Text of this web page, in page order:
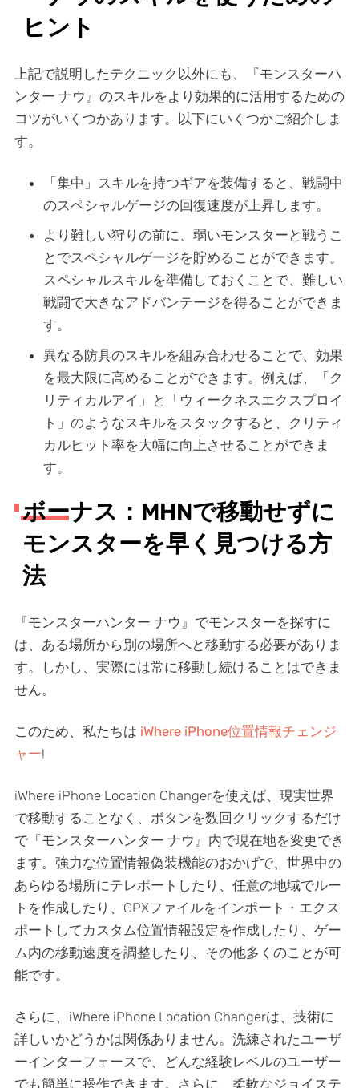
ヒント
上記で説明したテクニック以外にも、『モンスターハ
ンター ナウ』のスキルをより効果的に活用するための
コツがいくつかあります。以下にいくつかご紹介しま
す。
「集中」スキルを持つギアを装備すると、戦闘中
のスペシャルゲージの回復速度が上昇します。
より難しい狩りの前に、弱いモンスターと戦うこ
とでスペシャルゲージを貯めることができます。
スペシャルスキルを準備しておくことで、難しい
戦闘で大きなアドバンテージを得ることができま
す。
異なる防具のスキルを組み合わせることで、効果
を最大限に高めることができます。例えば、「ク
リティカルアイ」と「ウィークネスエクスプロイ
ト」のようなスキルをスタックすると、クリティ
カルヒット率を大幅に向上させることができま
す。
ボーナス：MHNで移動せずに
モンスターを早く見つける方
法
『モンスターハンター ナウ』でモンスターを探すに
は、ある場所から別の場所へと移動する必要がありま
す。しかし、実際には常に移動し続けることはできま
せん。
このため、私たちは iWhere iPhone位置情報チェンジ
ャー!
iWhere iPhone Location Changerを使えば、現実世界
で移動することなく、ボタンを数回クリックするだけ
で『モンスターハンター ナウ』内で現在地を変更でき
ます。強力な位置情報偽装機能のおかげで、世界中の
あらゆる場所にテレポートしたり、任意の地域でルー
トを作成したり、GPXファイルをインポート・エクス
ポートしてカスタム位置情報設定を作成したり、ゲー
ム内の移動速度を調整したり、その他多くのことが可
能です。
さらに、iWhere iPhone Location Changerは、技術に
詳しいかどうかは関係ありません。洗練されたユーザ
ーインターフェースで、どんな経験レベルのユーザー
でも簡単に操作できます。さらに、柔軟なジョイステ